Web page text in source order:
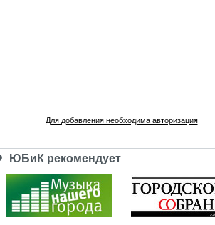
Для добавления необходима авторизация
ЮБиК рекомендует